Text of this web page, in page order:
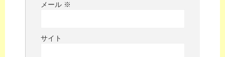
メール ※
サイト